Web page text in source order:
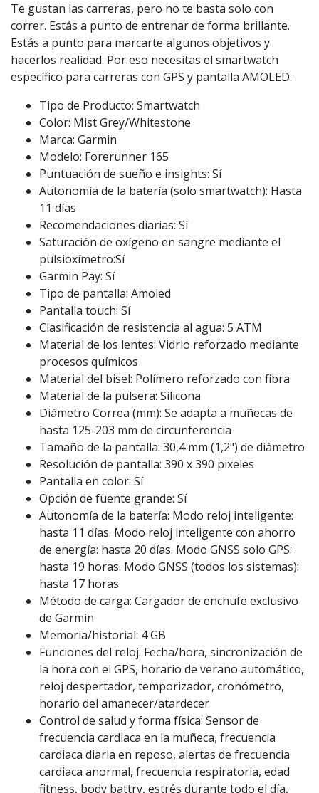
Te gustan las carreras, pero no te basta solo con
correr. Estás a punto de entrenar de forma brillante.
Estás a punto para marcarte algunos objetivos y
hacerlos realidad. Por eso necesitas el smartwatch
específico para carreras con GPS y pantalla AMOLED.
Tipo de Producto: Smartwatch
Color: Mist Grey/Whitestone
Marca: Garmin
Modelo: Forerunner 165
Puntuación de sueño e insights: Sí
Autonomía de la batería (solo smartwatch): Hasta
11 días
Recomendaciones diarias: Sí
Saturación de oxígeno en sangre mediante el
pulsioxímetro:Sí
Garmin Pay: Sí
Tipo de pantalla: Amoled
Pantalla touch: Sí
Clasificación de resistencia al agua: 5 ATM
Material de los lentes: Vidrio reforzado mediante
procesos químicos
Material del bisel: Polímero reforzado con fibra
Material de la pulsera: Silicona
Diámetro Correa (mm): Se adapta a muñecas de
hasta 125-203 mm de circunferencia
Tamaño de la pantalla: 30,4 mm (1,2") de diámetro
Resolución de pantalla: 390 x 390 pixeles
Pantalla en color: Sí
Opción de fuente grande: Sí
Autonomía de la batería: Modo reloj inteligente:
hasta 11 días. Modo reloj inteligente con ahorro
de energía: hasta 20 días. Modo GNSS solo GPS:
hasta 19 horas. Modo GNSS (todos los sistemas):
hasta 17 horas
Método de carga: Cargador de enchufe exclusivo
de Garmin
Memoria/historial: 4 GB
Funciones del reloj: Fecha/hora, sincronización de
la hora con el GPS, horario de verano automático,
reloj despertador, temporizador, cronómetro,
horario del amanecer/atardecer
Control de salud y forma física: Sensor de
frecuencia cardiaca en la muñeca, frecuencia
cardiaca diaria en reposo, alertas de frecuencia
cardiaca anormal, frecuencia respiratoria, edad
fitness, body battry, estrés durante todo el día,